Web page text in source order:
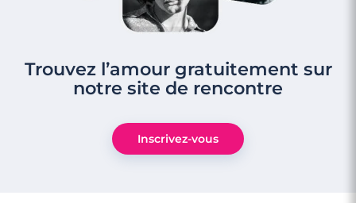
Trouvez l’amour gratuitement sur
notre site de rencontre
Inscrivez-vous